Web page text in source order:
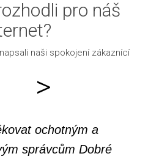
pro náš
naši spokojení zákaznící
>
ochotným a
správcům Dobré